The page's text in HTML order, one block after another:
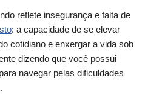
reflete insegurança e falta de
: a capacidade de se elevar
cotidiano e enxergar a vida sob
dizendo que você possui
navegar pelas dificuldades